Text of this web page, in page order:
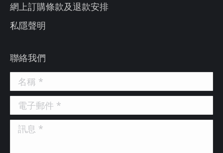
網上訂購條款及退款安排
私隱聲明
聯絡我們
名稱 *
電子郵件 *
訊息 *